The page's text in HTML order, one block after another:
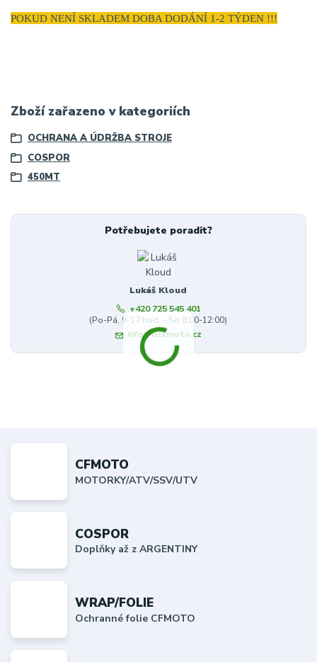
POKUD NENÍ SKLADEM DOBA DODÁNÍ 1-2 TÝDEN !!!
Zboží zařazeno v kategoriích
OCHRANA A ÚDRŽBA STROJE
COSPOR
450MT
Potřebujete poradit?
Lukáš Kloud
+420 725 545 401
(Po-Pá, 9-17 hod. - So 8:00-12:00)
info@dcxmoto.cz
CFMOTO
MOTORKY/ATV/SSV/UTV
COSPOR
Doplňky až z ARGENTINY
WRAP/FOLIE
Ochranné folie CFMOTO